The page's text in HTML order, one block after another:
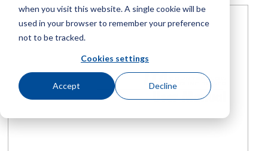
when you visit this website. A single cookie will be
used in your browser to remember your preference
not to be tracked.
Cookies settings
Accept Decline